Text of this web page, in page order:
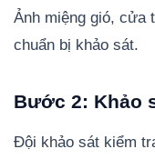
Ảnh miệng gió, cửa
chuẩn bị khảo sát.
Bước 2: Khảo
Đội khảo sát kiểm